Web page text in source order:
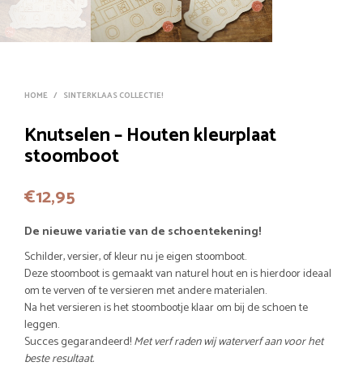
HOME / SINTERKLAAS COLLECTIE!
Knutselen – Houten kleurplaat
stoomboot
€12,95
De nieuwe variatie van de schoentekening!
Schilder, versier, of kleur nu je eigen stoomboot.
Deze stoomboot is gemaakt van naturel hout en is hierdoor ideaal
om te verven of te versieren met andere materialen.
Na het versieren is het stoombootje klaar om bij de schoen te
leggen.
Succes gegarandeerd!Met verf raden wij waterverf aan voor het
beste resultaat.